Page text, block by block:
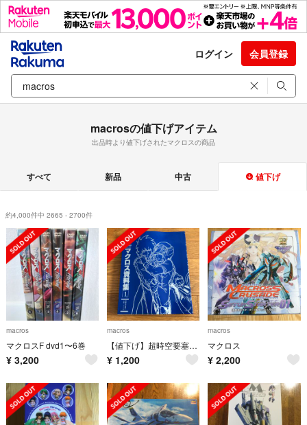
ログイン 会員登録
macrosの値下げアイテム
出品時より値下げされたマクロスの商品
すべて 新品 中古 値下げ
約4,000件中 2665 - 2700件
macros
マクロスF dvd1〜6巻
¥ 3,200
macros
【値下げ】超時空要塞マクロス資料集１
¥ 1,200
macros
マクロス
¥ 2,200